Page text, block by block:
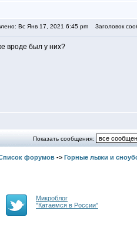
Вс Янв 17, 2021 6:45 pm Заголовок
вроде был у них?
Показать сообщения:
форумов -> Горные лыжи и
Микроблог
"Катаемся в России"